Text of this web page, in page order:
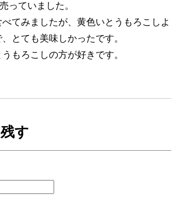
っていました。
てみましたが、黄色いとうもろこしよ
とても美味しかったです。
もろこしの方が好きです。
す